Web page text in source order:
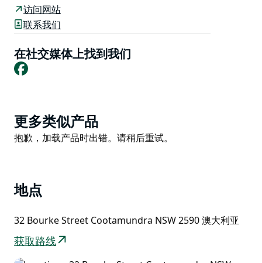
游泳池综合体坐落在宽敞的草坪区中，有大量的树荫、烧
烤设施和售货亭设施。
上项目全年开放。
室内体育场是一个多功能室内运动和娱乐综合体，为各种
Coota 室内攀岩是 Riverina 唯一的室内攀岩设施。您会
发现适合初学者的简单攀岩地形和适合经验丰富的攀岩者
的更具挑战性的路线。墙高 8 米，采用双点自动保护系
访问网站
联系我们
在社交媒体上找到我们
Facebook
Product
List
更多类似产品
Product
抱歉，加载产品时出错。请稍后重试。
地点
32 Bourke Street Cootamundra NSW 2590 澳大利亚
获取路线